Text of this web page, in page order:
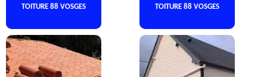
TOITURE 88 VOSGES
TOITURE 88 VOSGES